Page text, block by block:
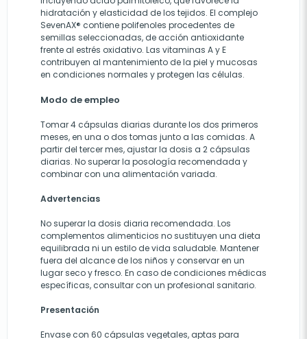
hidratación y elasticidad de los tejidos. El complejo
SevenAX® contiene polifenoles procedentes de
semillas seleccionadas, de acción antioxidante
frente al estrés oxidativo. Las vitaminas A y E
contribuyen al mantenimiento de la piel y mucosas
en condiciones normales y protegen las células.
Modo de empleo
Tomar 4 cápsulas diarias durante los dos primeros
meses, en una o dos tomas junto a las comidas. A
partir del tercer mes, ajustar la dosis a 2 cápsulas
diarias. No superar la posología recomendada y
combinar con una alimentación variada.
Advertencias
No superar la dosis diaria recomendada. Los
complementos alimenticios no sustituyen una dieta
equilibrada ni un estilo de vida saludable. Mantener
fuera del alcance de los niños y conservar en un
lugar seco y fresco. En caso de condiciones médicas
específicas, consultar con un profesional sanitario.
Presentación
Envase con 60 cápsulas vegetales, aptas para